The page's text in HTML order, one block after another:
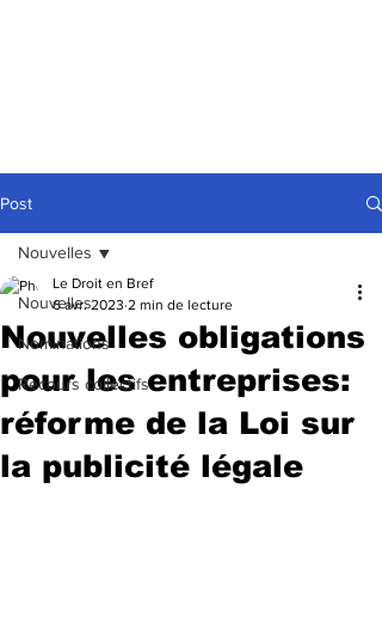
Post
Nouvelles
Nominations
Recours collectifs
Nouvelles
Nouvelles obligations
pour les entreprises:
réforme de la Loi sur
la publicité légale
Le Droit en Bref
6 avr. 2023 2 min de lecture